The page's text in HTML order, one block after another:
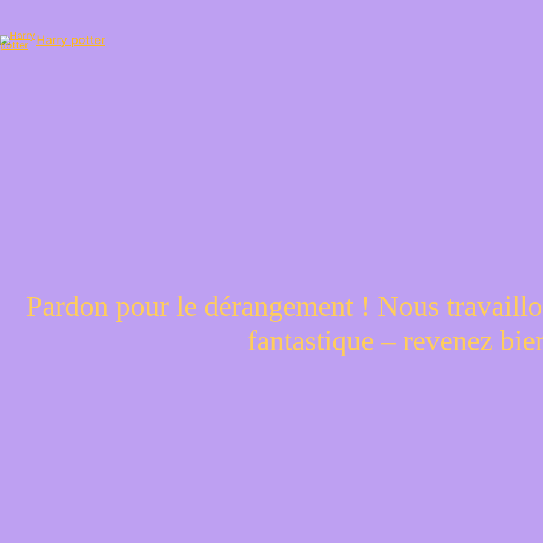
Harry potter
Pardon pour le dérangement ! Nous
fantastique – revenez